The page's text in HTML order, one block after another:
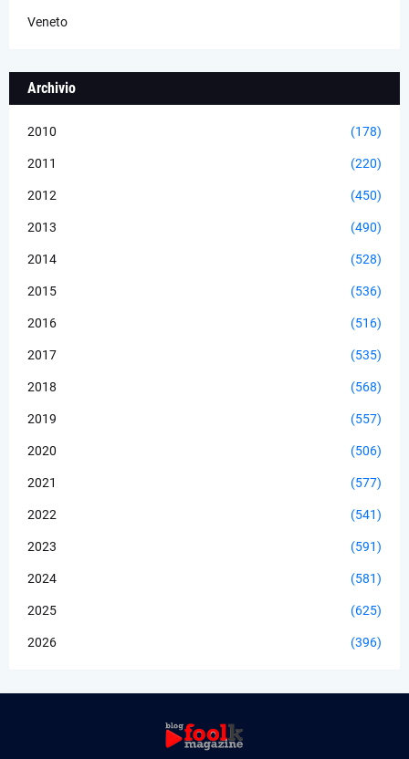
Veneto
Archivio
2010 (178)
2011 (220)
2012 (450)
2013 (490)
2014 (528)
2015 (536)
2016 (516)
2017 (535)
2018 (568)
2019 (557)
2020 (506)
2021 (577)
2022 (541)
2023 (591)
2024 (581)
2025 (625)
2026 (396)